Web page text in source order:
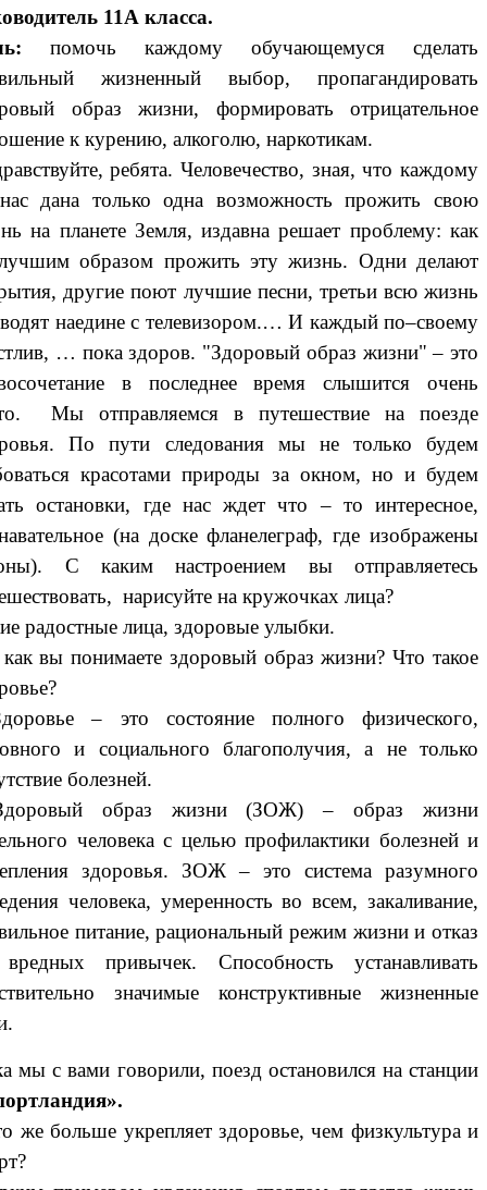
11А класса.
помочь каждому обучающемуся сделать
жизненный выбор, пропагандировать
образ жизни, формировать отрицательное
к курению, алкоголю, наркотикам.
ребята. Человечество, зная, что каждому
дана только одна возможность прожить свою
на планете Земля, издавна решает проблему: как
образом прожить эту жизнь. Одни делают
другие поют лучшие песни, третьи всю жизнь
наедине с телевизором.… И каждый по–своему
… пока здоров. "Здоровый образ жизни" – это
в последнее время слышится очень
Мы отправляемся в путешествие на поезде
По пути следования мы не только будем
красотами природы за окном, но и будем
остановки, где нас ждет что – то интересное,
(на доске фланелеграф, где изображены
С каким настроением вы отправляетесь
нарисуйте на кружочках лица?
радостные лица, здоровые улыбки.
вы понимаете здоровый образ жизни? Что такое
– это состояние полного физического,
и социального благополучия, а не только
болезней.
образ жизни (ЗОЖ) – образ жизни
человека с целью профилактики болезней и
здоровья. ЗОЖ – это система разумного
человека, умеренность во всем, закаливание,
питание, рациональный режим жизни и отказ
привычек. Способность устанавливать
значимые конструктивные жизненные
мы с вами говорили, поезд остановился на станции
же больше укрепляет здоровье, чем физкультура и